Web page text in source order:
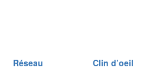
Réseau Clin d’oeil